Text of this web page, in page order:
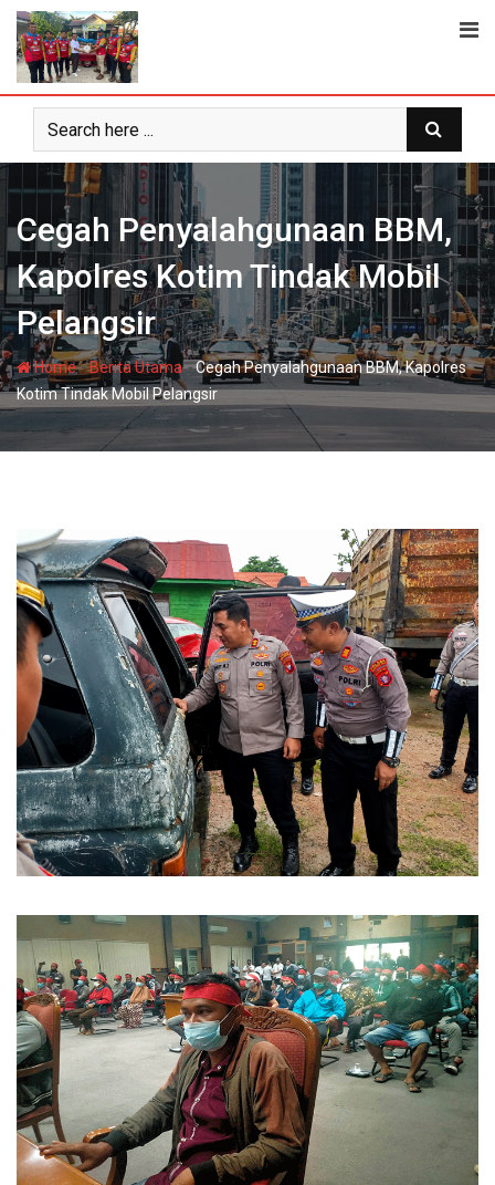
Skip
content
Cegah Penyalahgunaan BBM,
Kapolres Kotim Tindak Mobil
Pelangsir
Home-Berita Utama-Cegah Penyalahgunaan BBM, Kapolres
Kotim Tindak Mobil Pelangsir